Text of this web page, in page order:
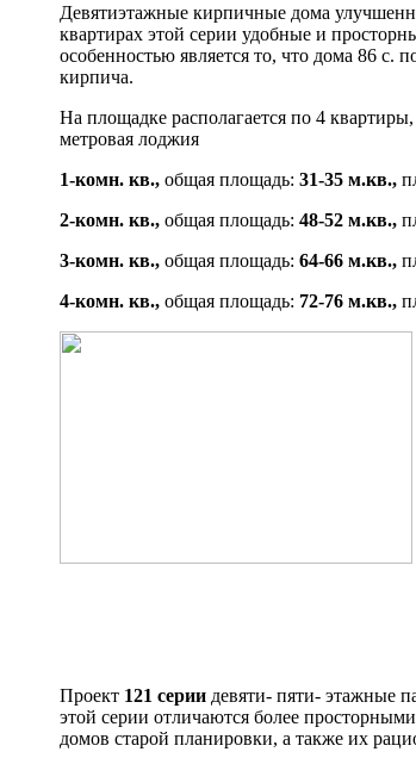
Девятиэтажные кирпичные дома
квартирах этой серии удобные и
особенностью является то, что дома 86 с.
кирпича.
На площадке располагается по 4
метровая лоджия
1-комн. кв., общая площадь: 31-35 м.кв.,
2-комн. кв., общая площадь: 48-52 м.кв.,
3-комн. кв., общая площадь: 64-66 м.кв.,
4-комн. кв., общая площадь: 72-76 м.кв.,
Проект 121 серии девяти- пяти- этажные
этой серии отличаются более
домов старой планировки, а также их